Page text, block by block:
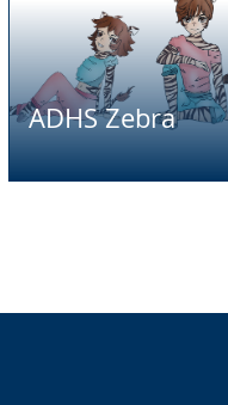
ADHS Zebra